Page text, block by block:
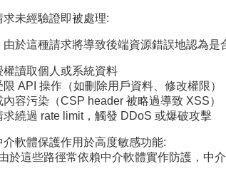
求未經驗證即被處理:
求將導致後端資源錯誤地認為是合法
權讀取個人或系統資料
限 API 操作（如刪除用戶資料、修改權限）
內容污染（CSP header 被略過導致 XSS）
求繞過 rate limit，觸發 DDoS 或爆破攻擊
介軟體保護作用於高度敏感功能:
於這些路徑常依賴中介軟體實作防護，中